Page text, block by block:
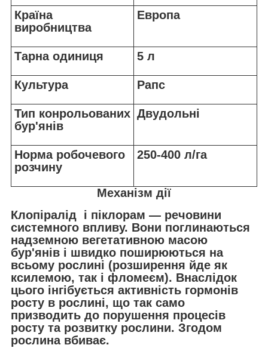
Країна
виробництва
Европа
Тарна одиниця 5 л
Культура Рапс
Тип конрольованих
бур'янів
Двудольні
Норма робочевого
розчину
250-400 л/га
Механізм дії
Клопіралід і піклорам — речовини
системного впливу. Вони поглинаються
надземною вегетативною масою
бур'янів і швидко поширюються на
всьому рослині (розширення йде як
ксилемою, так і фломеєм). Внаслідок
цього інгібується активність гормонів
росту в рослині, що так само
призводить до порушення процесів
росту та розвитку рослини. Згодом
рослина вбиває.